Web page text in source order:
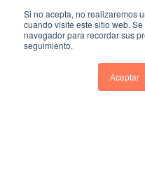
Si no acepta, no realizaremos
cuando visite este sitio web.
navegador para recordar sus
seguimiento.
Aceptar
Servicio de
críticos y
Ideal para
virtualización,